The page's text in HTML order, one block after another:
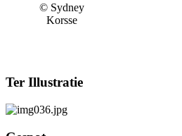
© Sydney
Korsse
Ter Illustratie